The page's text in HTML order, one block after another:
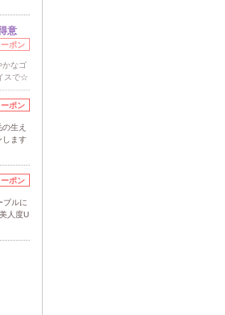
意
ポン
かなゴ
スで☆
ポン
生え
します
ポン
ブルに
人度U